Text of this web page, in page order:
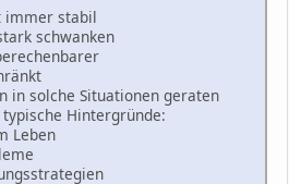
immer stabil
schwanken
in solche Situationen geraten
Hintergründe:
Leben